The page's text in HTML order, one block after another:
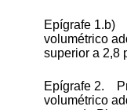
Epígrafe 1.b)
volumétrico
superior a 2,8
Epígrafe 2.
volumétrico